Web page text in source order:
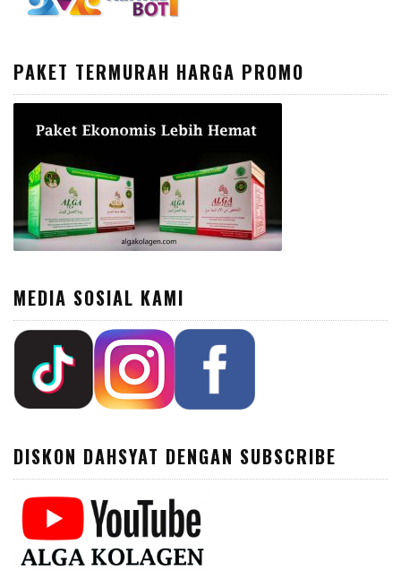
PAKET TERMURAH HARGA PROMO
MEDIA SOSIAL KAMI
DISKON DAHSYAT DENGAN SUBSCRIBE